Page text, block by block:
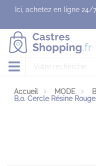
Ici, achetez en ligne
Accueil MODE
B.o. Cercle Résine
Panneau de gestion des